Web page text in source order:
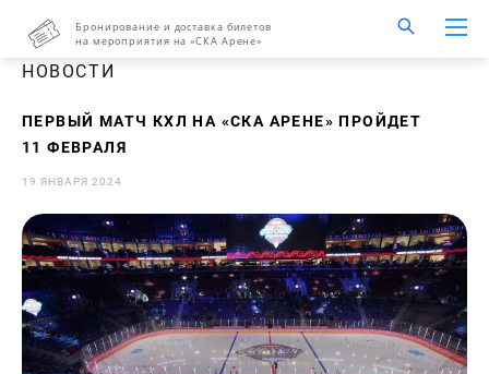
Бронирование и доставка билетов
на мероприятия на «СКА Арене»
НОВОСТИ
ПЕРВЫЙ МАТЧ КХЛ НА «СКА АРЕНЕ» ПРОЙДЕТ
11 ФЕВРАЛЯ
19 ЯНВАРЯ 2024